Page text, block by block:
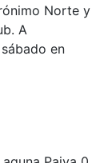
Norte y
A
en